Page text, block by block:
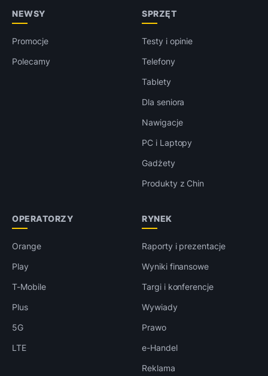
NEWSY
Promocje
Polecamy
SPRZĘT
Testy i opinie
Telefony
Tablety
Dla seniora
Nawigacje
PC i Laptopy
Gadżety
Produkty z Chin
OPERATORZY
Orange
Play
T-Mobile
Plus
5G
LTE
RYNEK
Raporty i prezentacje
Wyniki finansowe
Targi i konferencje
Wywiady
Prawo
e-Handel
Reklama